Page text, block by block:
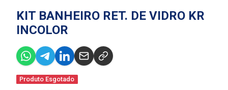
KIT BANHEIRO RET. DE VIDRO KR
INCOLOR
Produto Esgotado